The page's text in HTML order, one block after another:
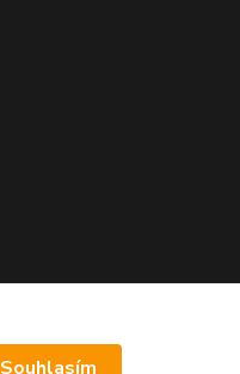
Souhlasím